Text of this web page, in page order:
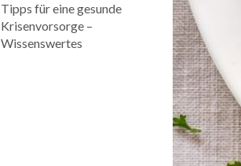
Tipps für eine gesunde
Krisenvorsorge –
Wissenswertes